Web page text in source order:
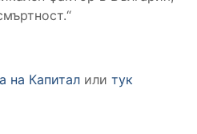
на Капитал или тук